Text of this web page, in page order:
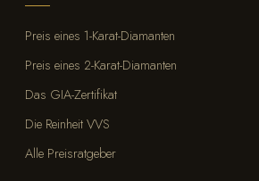
Preis eines 1-Karat-Diamanten
Preis eines 2-Karat-Diamanten
Das GIA-Zertifikat
Die Reinheit VVS
Alle Preisratgeber